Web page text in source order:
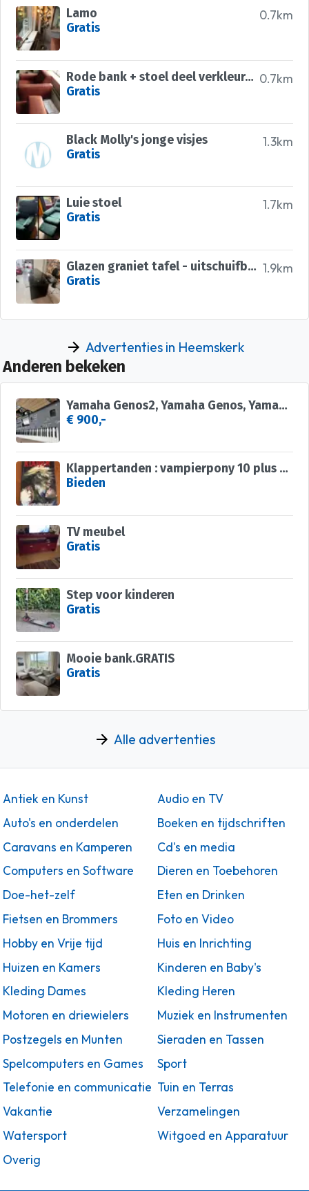
0.7km
Lamo
Gratis
0.7km
Rode bank + stoel deel verkleurd door de zon. Bank 3 meterlang
Gratis
1.3km
Black Molly's jonge visjes
Gratis
1.7km
Luie stoel
Gratis
1.9km
Glazen graniet tafel - uitschuifbaar - 6-8 personen
Gratis
Advertenties in Heemskerk
Anderen bekeken
Yamaha Genos2, Yamaha Genos, Yamaha Tyros5,Yamaha MODX8 Plus
€ 900,-
Klappertanden : vampierpony 10 plus Steven Klamm
Bieden
TV meubel
Gratis
Step voor kinderen
Gratis
Mooie bank.GRATIS
Gratis
Alle advertenties
Antiek en Kunst
Audio en TV
Auto's en onderdelen
Boeken en tijdschriften
Caravans en Kamperen
Cd's en media
Computers en Software
Dieren en Toebehoren
Doe-het-zelf
Eten en Drinken
Fietsen en Brommers
Foto en Video
Hobby en Vrije tijd
Huis en Inrichting
Huizen en Kamers
Kinderen en Baby's
Kleding Dames
Kleding Heren
Motoren en driewielers
Muziek en Instrumenten
Postzegels en Munten
Sieraden en Tassen
Spelcomputers en Games
Sport
Telefonie en communicatie Tuin en Terras
Vakantie
Verzamelingen
Watersport
Witgoed en Apparatuur
Overig